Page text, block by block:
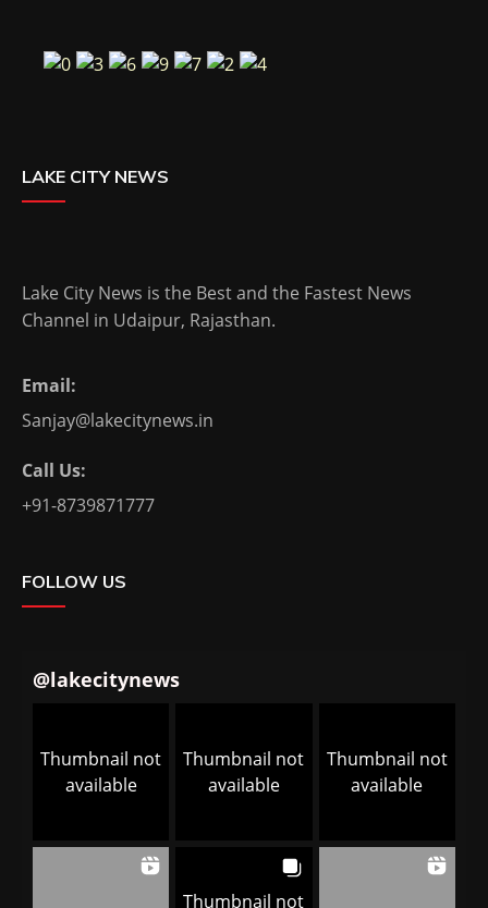
LAKE CITY NEWS
Lake City News is the Best and the Fastest News
Channel in Udaipur, Rajasthan.
Email:
Sanjay@lakecitynews.in
Call Us:
+91-8739871777
FOLLOW US
@lakecitynews
Thumbnail not
available
Thumbnail not
available
Thumbnail not
available
Thumbnail not